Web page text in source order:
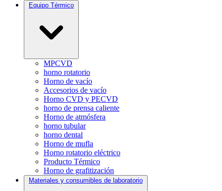
Equipo Térmico
MPCVD
horno rotatorio
Horno de vacío
Accesorios de vacío
Horno CVD y PECVD
horno de prensa caliente
Horno de atmósfera
horno tubular
horno dental
Horno de mufla
Horno rotatorio eléctrico
Producto Térmico
Horno de grafitización
Materiales y consumibles de laboratorio